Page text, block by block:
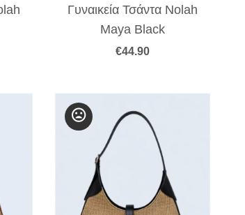
Γυναικεία Τσάντα Nolah
Maya Black
€44.90